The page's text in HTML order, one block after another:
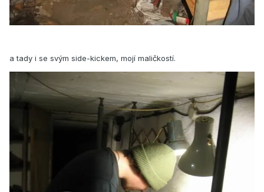
a tady i se svým side-kickem, mojí maličkostí.